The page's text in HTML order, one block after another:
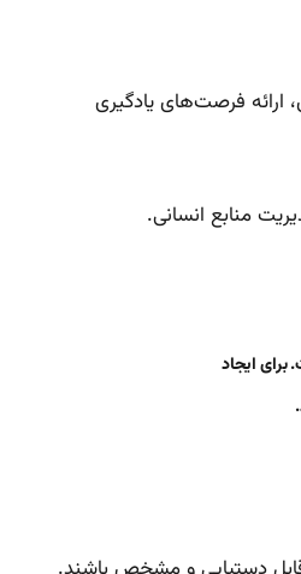
ارائه فرصت‌های یادگیری
منابع انسانی.
برای ایجاد